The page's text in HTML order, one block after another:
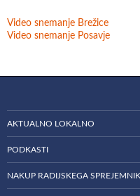
Video snemanje Brežice
Video snemanje Posavje
AKTUALNO LOKALNO
PODKASTI
NAKUP RADIJSKEGA